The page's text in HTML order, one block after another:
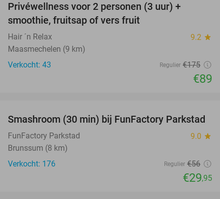
Privéwellness voor 2 personen (3 uur) +
smoothie, fruitsap of vers fruit
Hair ´n Relax 9.2 star
Maasmechelen (9 km)
Verkocht: 43
Regulier €175
€89
47%
Smashroom (30 min) bij FunFactory Parkstad
FunFactory Parkstad 9.0 star
Brunssum (8 km)
Verkocht: 176
Regulier €56
€29,95